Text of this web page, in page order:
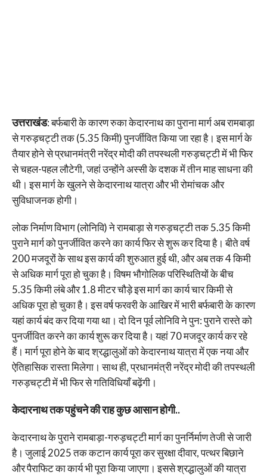
उत्तराखंड: बर्फबारी के कारण रुका केदारनाथ का पुराना मार्ग अब रामबाड़ा
से गरुड़चट्टी तक (5.35 किमी) पुनर्जीवित किया जा रहा है। इस मार्ग के
तैयार होने से प्रधानमंत्री नरेंद्र मोदी की तपस्थली गरुड़चट्टी में भी फिर
से चहल-पहल लौटेगी, जहां उन्होंने अस्सी के दशक में तीन माह साधना की
थी। इस मार्ग के खुलने से केदारनाथ यात्रा और भी रोमांचक और
सुविधाजनक होगी।
लोक निर्माण विभाग (लोनिवि) ने रामबाड़ा से गरुड़चट्टी तक 5.35 किमी
पुराने मार्ग को पुनर्जीवित करने का कार्य फिर से शुरू कर दिया है। बीते वर्ष
200 मजदूरों के साथ इस कार्य की शुरुआत हुई थी, और अब तक 4 किमी
से अधिक मार्ग पूरा हो चुका है। विषम भौगोलिक परिस्थितियों के बीच
5.35 किमी लंबे और 1.8 मीटर चौड़े इस मार्ग का कार्य चार किमी से
अधिक पूरा हो चुका है। इस वर्ष फरवरी के आखिर में भारी बर्फबारी के कारण
यहां कार्य बंद कर दिया गया था। दो दिन पूर्व लोनिवि ने पुन: पुराने रास्ते को
पुनर्जीवित करने का कार्य शुरू कर दिया है। यहां 70 मजदूर कार्य कर रहे
हैं। मार्ग पूरा होने के बाद श्रद्धालुओं को केदारनाथ यात्रा में एक नया और
ऐतिहासिक रास्ता मिलेगा। साथ ही, प्रधानमंत्री नरेंद्र मोदी की तपस्थली
गरुड़चट्टी में भी फिर से गतिविधियाँ बढ़ेंगी।
केदारनाथ तक पहुंचने की राह कुछ आसान होगी..
केदारनाथ के पुराने रामबाड़ा-गरुड़चट्टी मार्ग का पुनर्निर्माण तेजी से जारी
है। जुलाई 2025 तक कटान कार्य पूरा कर सुरक्षा दीवार, पत्थर बिछाने
और पैराफिट का कार्य भी पूरा किया जाएगा। इससे श्रद्धालुओं की यात्रा